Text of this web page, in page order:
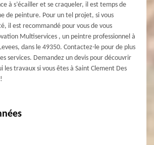
à s’écailler et se craqueler, il est temps de
de peinture. Pour un tel projet, si vous
il est recommandé pour vous de vous
Multiservices , un peintre professionnel à
dans le 49350. Contactez-le pour de plus
services. Demandez un devis pour découvrir
les travaux si vous êtes à Saint Clement Des